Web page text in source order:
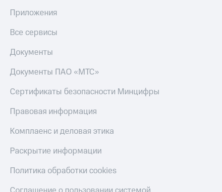
Приложения
Все сервисы
Документы
Документы ПАО «МТС»
Сертификаты безопасности Минцифры
Правовая информация
Комплаенс и деловая этика
Раскрытие информации
Политика обработки cookies